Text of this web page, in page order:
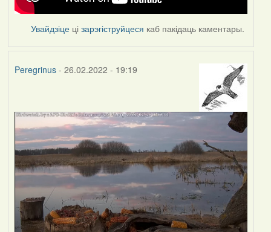
Увайдзіце цізарэгіструйцеся каб пакідаць каментары.
Peregrinus- 26.02.2022 - 19:19